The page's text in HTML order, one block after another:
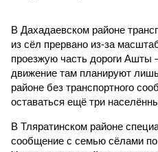
В Дахадаевском районе
из сёл прервано из-за
проезжую часть дороги Ашты
движение там планируют
районе без транспортного
оставаться ещё три
В Тляратинском районе
сообщение с семью сёлами